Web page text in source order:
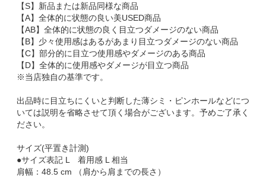
【S】新品または新品同様な商品
【A】全体的に状態の良い美USED商品
【AB】全体的に状態の良く目立つダメージのない商品
【B】少々使用感はあるがあまり目立つダメージのない商品
【C】部分的に目立つ使用感やダメージのある商品
【D】全体的に使用感やダメージが目立つ商品
※当店独自の基準です。
出品時に目立ちにくいと判断した薄シミ・ピンホールなどにつ
いては説明を省略させて頂く場合がございます。予めご了承く
ださい。
サイズ(平置き計測)
●サイズ表記 L 着用感 L 相当
肩幅：48.5 cm （肩から肩までの長さ）